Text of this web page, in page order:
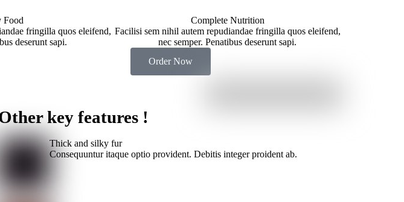
Food
fringilla quos eleifend,
deserunt sapi.
Complete Nutrition
Facilisi sem nihil autem repudiandae fringilla quos eleifend,
nec semper. Penatibus deserunt sapi.
Order Now
key features !
Thick and silky fur
Consequuntur itaque optio provident. Debitis integer proident ab.